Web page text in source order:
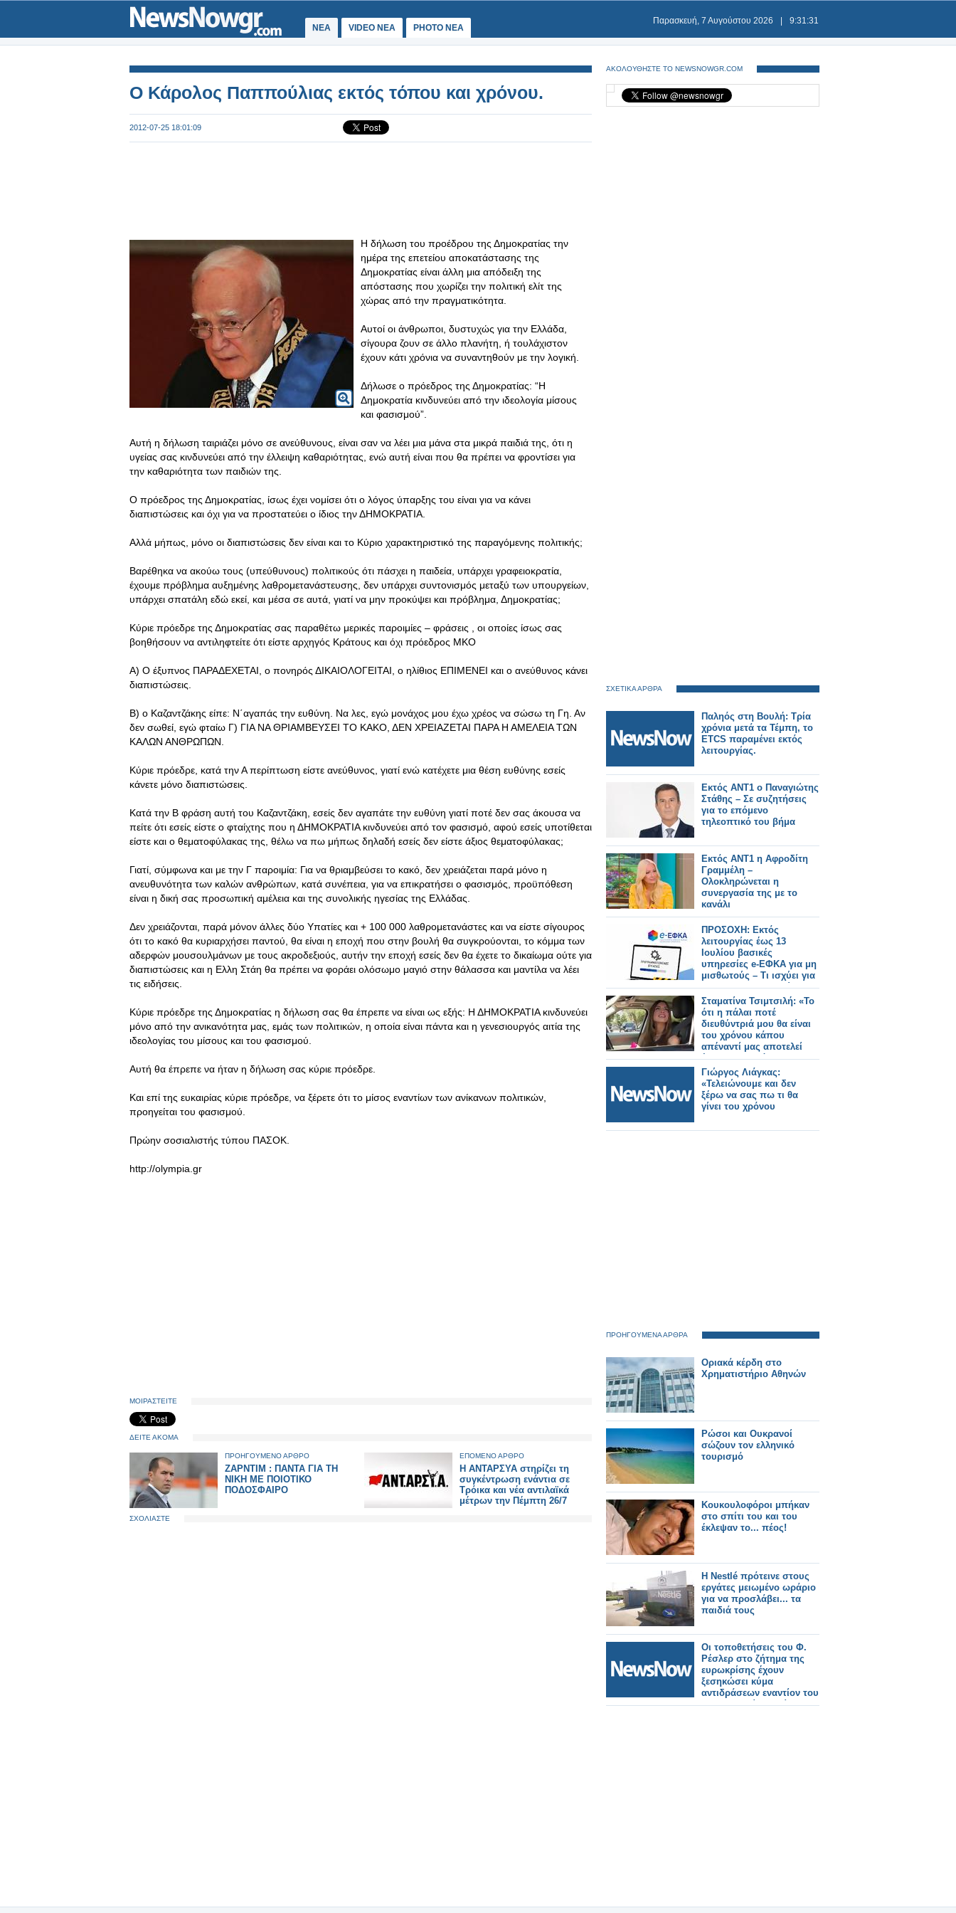
ΝΕΑ VIDEO NEA PHOTO NEA
Παρασκευή, 7 Αυγούστου 2026 9:31:32
Ο Κάρολος Παππούλιας εκτός τόπου και χρόνου.
2012-07-25 18:01:09
Η δήλωση του προέδρου της Δημοκρατίας την
ημέρα της επετείου αποκατάστασης της
Δημοκρατίας είναι άλλη μια απόδειξη της
απόστασης που χωρίζει την πολιτική ελίτ της
χώρας από την πραγματικότητα.
Αυτοί οι άνθρωποι, δυστυχώς για την Ελλάδα,
σίγουρα ζουν σε άλλο πλανήτη, ή τουλάχιστον
έχουν κάτι χρόνια να συναντηθούν με την λογική.
Δήλωσε ο πρόεδρος της Δημοκρατίας: “Η
Δημοκρατία κινδυνεύει από την ιδεολογία μίσους
και φασισμού”.
Αυτή η δήλωση ταιριάζει μόνο σε ανεύθυνους, είναι σαν να λέει μια μάνα στα μικρά παιδιά της, ότι η
υγείας σας κινδυνεύει από την έλλειψη καθαριότητας, ενώ αυτή είναι που θα πρέπει να φροντίσει για
την καθαριότητα των παιδιών της.
Ο πρόεδρος της Δημοκρατίας, ίσως έχει νομίσει ότι ο λόγος ύπαρξης του είναι για να κάνει
διαπιστώσεις και όχι για να προστατεύει ο ίδιος την ΔΗΜΟΚΡΑΤΙΑ.
Αλλά μήπως, μόνο οι διαπιστώσεις δεν είναι και το Κύριο χαρακτηριστικό της παραγόμενης πολιτικής;
Βαρέθηκα να ακούω τους (υπεύθυνους) πολιτικούς ότι πάσχει η παιδεία, υπάρχει γραφειοκρατία,
έχουμε πρόβλημα αυξημένης λαθρομετανάστευσης, δεν υπάρχει συντονισμός μεταξύ των υπουργείων,
υπάρχει σπατάλη εδώ εκεί, και μέσα σε αυτά, γιατί να μην προκύψει και πρόβλημα, Δημοκρατίας;
Κύριε πρόεδρε της Δημοκρατίας σας παραθέτω μερικές παροιμίες – φράσεις , οι οποίες ίσως σας
βοηθήσουν να αντιληφτείτε ότι είστε αρχηγός Κράτους και όχι πρόεδρος ΜΚΟ
Α) O έξυπνος ΠΑΡΑΔΕΧΕΤΑΙ, ο πονηρός ΔΙΚΑΙΟΛΟΓΕΙΤΑΙ, ο ηλίθιος ΕΠΙΜΕΝΕΙ και ο ανεύθυνος κάνει
διαπιστώσεις.
Β) ο Καζαντζάκης είπε: Ν΄αγαπάς την ευθύνη. Να λες, εγώ μονάχος μου έχω χρέος να σώσω τη Γη. Αν
δεν σωθεί, εγώ φταίω Γ) ΓΙΑ ΝΑ ΘΡΙΑΜΒΕΥΣΕΙ ΤΟ ΚΑΚΟ, ΔΕΝ ΧΡΕΙΑΖΕΤΑΙ ΠΑΡΑ Η ΑΜΕΛΕΙΑ ΤΩΝ
ΚΑΛΩΝ ΑΝΘΡΩΠΩΝ.
Κύριε πρόεδρε, κατά την Α περίπτωση είστε ανεύθυνος, γιατί ενώ κατέχετε μια θέση ευθύνης εσείς
κάνετε μόνο διαπιστώσεις.
Κατά την Β φράση αυτή του Καζαντζάκη, εσείς δεν αγαπάτε την ευθύνη γιατί ποτέ δεν σας άκουσα να
πείτε ότι εσείς είστε ο φταίχτης που η ΔΗΜΟΚΡΑΤΙΑ κινδυνεύει από τον φασισμό, αφού εσείς υποτίθεται
είστε και ο θεματοφύλακας της, θέλω να πω μήπως δηλαδή εσείς δεν είστε άξιος θεματοφύλακας;
Γιατί, σύμφωνα και με την Γ παροιμία: Για να θριαμβεύσει το κακό, δεν χρειάζεται παρά μόνο η
ανευθυνότητα των καλών ανθρώπων, κατά συνέπεια, για να επικρατήσει ο φασισμός, προϋπόθεση
είναι η δική σας προσωπική αμέλεια και της συνολικής ηγεσίας της Ελλάδας.
Δεν χρειάζονται, παρά μόνον άλλες δύο Υπατίες και + 100 000 λαθρομετανάστες και να είστε σίγουρος
ότι το κακό θα κυριαρχήσει παντού, θα είναι η εποχή που στην βουλή θα συγκρούονται, το κόμμα των
αδερφών μουσουλμάνων με τους ακροδεξιούς, αυτήν την εποχή εσείς δεν θα έχετε το δικαίωμα ούτε για
διαπιστώσεις και η Ελλη Στάη θα πρέπει να φοράει ολόσωμο μαγιό στην θάλασσα και μαντίλα να λέει
τις ειδήσεις.
Κύριε πρόεδρε της Δημοκρατίας η δήλωση σας θα έπρεπε να είναι ως εξής: Η ΔΗΜΟΚΡΑΤΙΑ κινδυνεύει
μόνο από την ανικανότητα μας, εμάς των πολιτικών, η οποία είναι πάντα και η γενεσιουργός αιτία της
ιδεολογίας του μίσους και του φασισμού.
Αυτή θα έπρεπε να ήταν η δήλωση σας κύριε πρόεδρε.
Και επί της ευκαιρίας κύριε πρόεδρε, να ξέρετε ότι το μίσος εναντίων των ανίκανων πολιτικών,
προηγείται του φασισμού.
Πρώην σοσιαλιστής τύπου ΠΑΣΟΚ.
http://olympia.gr
ΜΟΙΡΑΣΤΕΙΤΕ
ΔΕΙΤΕ ΑΚΟΜΑ
ΠΡΟΗΓΟΥΜΕΝΟ ΑΡΘΡΟ
ΖΑΡΝΤΙΜ : ΠΑΝΤΑ ΓΙΑ ΤΗ
ΝΙΚΗ ΜΕ ΠΟΙΟΤΙΚΟ
ΠΟΔΟΣΦΑΙΡΟ
ΕΠΟΜΕΝΟ ΑΡΘΡΟ
Η ΑΝΤΑΡΣΥΑ στηρίζει τη
συγκέντρωση ενάντια σε
Τρόικα και νέα αντιλαϊκά
μέτρων την Πέμπτη 26/7
ΣΧΟΛΙΑΣΤΕ
ΑΚΟΛΟΥΘΗΣΤΕ ΤΟ NEWSNOWGR.COM
ΣΧΕΤΙΚΑ ΑΡΘΡΑ
Παληός στη Βουλή: Τρία
χρόνια μετά τα Τέμπη, το
ETCS παραμένει εκτός
λειτουργίας.
Εκτός ΑΝΤ1 ο Παναγιώτης
Στάθης – Σε συζητήσεις
για το επόμενο
τηλεοπτικό του βήμα
Εκτός ΑΝΤ1 η Αφροδίτη
Γραμμέλη –
Ολοκληρώνεται η
συνεργασία της με το
κανάλι
ΠΡΟΣΟΧΗ: Εκτός
λειτουργίας έως 13
Ιουλίου βασικές
υπηρεσίες e-ΕΦΚΑ για μη
μισθωτούς – Τι ισχύει για
τους φαρμακοποιούς
Σταματίνα Τσιμτσιλή: «Το
ότι η πάλαι ποτέ
διευθύντριά μου θα είναι
του χρόνου κάπου
απέναντί μας αποτελεί
ένα ιντριγκαδόρικο
σχέδιο»
Γιώργος Λιάγκας:
«Τελειώνουμε και δεν
ξέρω να σας πω τι θα
γίνει του χρόνου
ΠΡΟΗΓΟΥΜΕΝΑ ΑΡΘΡΑ
Οριακά κέρδη στο
Χρηματιστήριο Αθηνών
Ρώσοι και Ουκρανοί
σώζουν τον ελληνικό
τουρισμό
Κουκουλοφόροι μπήκαν
στο σπίτι του και του
έκλεψαν το... πέος!
H Νestlé πρότεινε στους
εργάτες μειωμένο ωράριο
για να προσλάβει... τα
παιδιά τους
Οι τοποθετήσεις του Φ.
Ρέσλερ στο ζήτημα της
ευρωκρίσης έχουν
ξεσηκώσει κύμα
αντιδράσεων εναντίον του
στη Γερμανία. Ιδιαίτερα